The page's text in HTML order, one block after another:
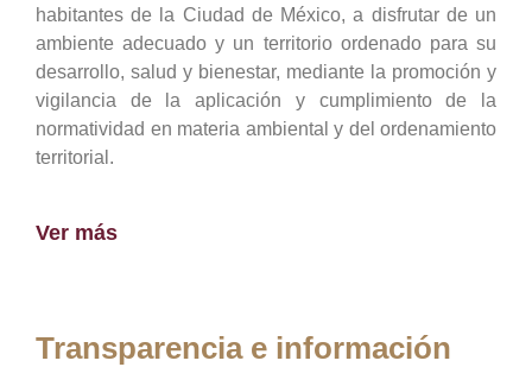
habitantes de la Ciudad de México, a disfrutar de un
ambiente adecuado y un territorio ordenado para su
desarrollo, salud y bienestar, mediante la promoción y
vigilancia de la aplicación y cumplimiento de la
normatividad en materia ambiental y del ordenamiento
territorial.
Ver más
Transparencia e información